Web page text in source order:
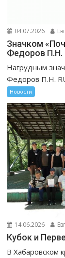
04.07.2026
Значком
Федоров П.Н.
Нагрудным
Федоров П.Н.
Новости
14.06.2026
Кубок и
В Хабаровском